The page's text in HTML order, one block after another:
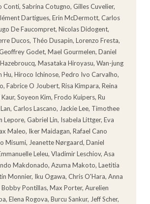
Conti, Sabrina Cotugno, Gilles Cuvelier,
Dartigues, Erin McDermott, Carlos
De Faucompret, Nicolas Didogent,
Ducos, Théo Dusapin, Lorenzo Fresta,
Godet, Mael Gourmelen, Daniel
Masataka Hiroyasu, Wan-jung
Hu, Hiroco Ichinose, Pedro Ivo Carvalho,
Fabrice O Joubert, Risa Kimpara, Reina
Soyeon Kim, Frodo Kuipers, Ru
Carlos Lascano, Jackie Lee, Timothee
Lepore, Gabriel Lin, Isabela Littger, Eva
Maleo, Iker Maidagan, Rafael Cano
Misumi, Jeanette Nørgaard, Daniel
Leleu, Vladimir Leschiov, Asa
Makdonado, Azuma Makoto, Laetitia
Monnier, Iku Ogawa, Chris O'Hara, Anna
Pontillas, Max Porter, Aurelien
Elena Rogova, Burcu Sankur, Jeff Scher,